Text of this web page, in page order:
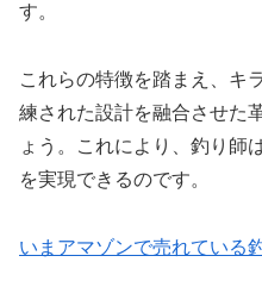
す。
これらの特徴を踏まえ、キ
練された設計を融合させた
ょう。これにより、釣り師
を実現できるのです。
いまアマゾンで売れている